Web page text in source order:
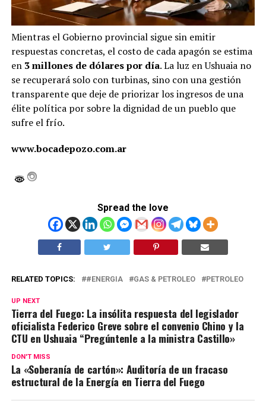
Mientras el Gobierno provincial sigue sin emitir
respuestas concretas, el costo de cada apagón se estima
en 3 millones de dólares por día. La luz en Ushuaia no
se recuperará solo con turbinas, sino con una gestión
transparente que deje de priorizar los ingresos de una
élite política por sobre la dignidad de un pueblo que
sufre el frío.
www.bocadepozo.com.ar
Spread the love
RELATED TOPICS: #ENERGIA GAS & PETROLEO PETROLEO
UP NEXT
Tierra del Fuego: La insólita respuesta del legislador
oficialista Federico Greve sobre el convenio Chino y la
CTU en Ushuaia “Pregúntenle a la ministra Castillo»
DON'T MISS
La «Soberanía de cartón»: Auditoría de un fracaso
estructural de la Energía en Tierra del Fuego